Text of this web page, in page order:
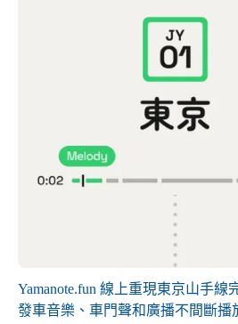
Yamanote.fun 線上重現東京山手線
發車音樂、車門聲和廣播不間斷播